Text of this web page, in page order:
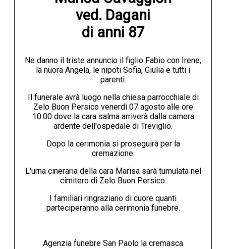
ved. Dagani
di anni 87
Ne danno il triste annuncio il figlio Fabio con Irene,
la nuora Angela, le nipoti Sofia, Giulia e tutti i
parenti.
Il funerale avrà luogo nella chiesa parrocchiale di
Zelo Buon Persico venerdì 07 agosto alle ore
10:00 dove la cara salma arriverà dalla camera
ardente dell'ospedale di Treviglio.
Dopo la cerimonia si proseguirà per la
cremazione.
L'urna cineraria della cara Marisa sarà tumulata nel
cimitero di Zelo Buon Persico.
I familiari ringraziano di cuore quanti
parteciperanno alla cerimonia funebre.
Agenzia funebre San Paolo la cremasca